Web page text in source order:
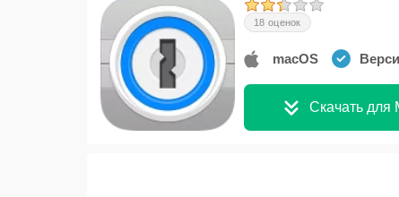
18 оценок
macOS
Скачать для